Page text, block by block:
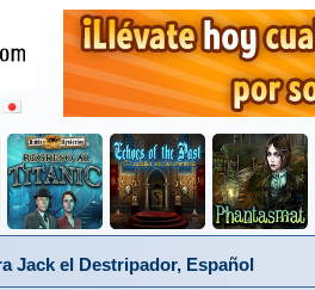
Jack el Destripador, Español